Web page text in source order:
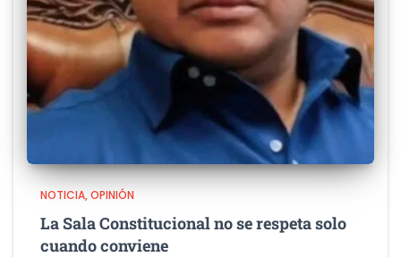
NOTICIA OPINIÓN
La Sala Constitucional no se respeta solo
cuando conviene